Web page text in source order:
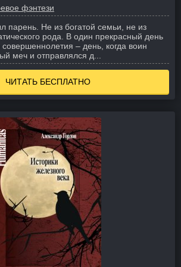
фэнтези
парень. Не из богатой семьи, не из
рода. В один прекрасный день
– день, когда воин
меч и отправлялся д...
ЧИТАТЬ БЕСПЛАТНО